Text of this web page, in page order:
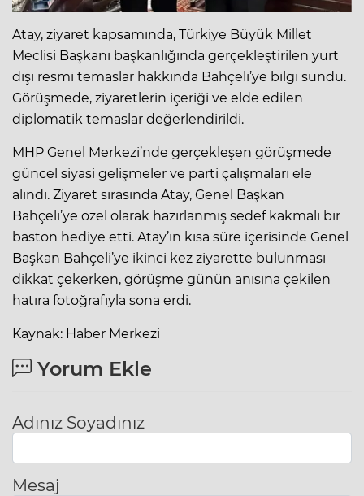
Atay, ziyaret kapsamında, Türkiye Büyük Millet
Meclisi Başkanı başkanlığında gerçekleştirilen yurt
dışı resmi temaslar hakkında Bahçeli’ye bilgi sundu.
Görüşmede, ziyaretlerin içeriği ve elde edilen
diplomatik temaslar değerlendirildi.
MHP Genel Merkezi’nde gerçekleşen görüşmede
güncel siyasi gelişmeler ve parti çalışmaları ele
alındı. Ziyaret sırasında Atay, Genel Başkan
Bahçeli’ye özel olarak hazırlanmış sedef kakmalı bir
baston hediye etti. Atay’ın kısa süre içerisinde Genel
Başkan Bahçeli’ye ikinci kez ziyarette bulunması
dikkat çekerken, görüşme günün anısına çekilen
hatıra fotoğrafıyla sona erdi.
Kaynak: Haber Merkezi
Yorum Ekle
Adınız Soyadınız
Mesaj